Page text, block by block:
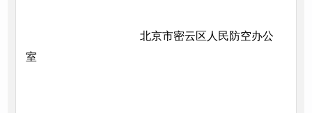
北京市密云区人民防空办公
室